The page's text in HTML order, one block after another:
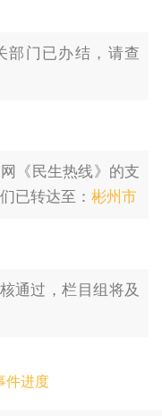
部门已办结，请查
《民生热线》的支
已转达至： 彬州市
通过，栏目组将及
件进度